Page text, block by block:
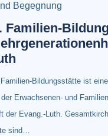
Begegnung
Familien-
Bildungsstätte ist
Erwachsenen- und
der Evang.-Luth.
sind…